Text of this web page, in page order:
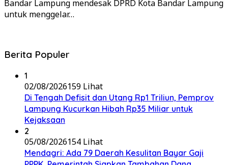
Bandar Lampung mendesak DPRD Kota Bandar Lampung
untuk menggelar…
Berita Populer
1
02/08/2026159 Lihat
Di Tengah Defisit dan Utang Rp1 Triliun, Pemprov
Lampung Kucurkan Hibah Rp35 Miliar untuk
Kejaksaan
2
05/08/2026154 Lihat
Mendagri: Ada 79 Daerah Kesulitan Bayar Gaji